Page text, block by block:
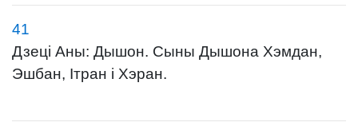
41
Дзеці Аны: Дышон. Сыны Дышона Хэмдан,
Эшбан, Ітран і Хэран.